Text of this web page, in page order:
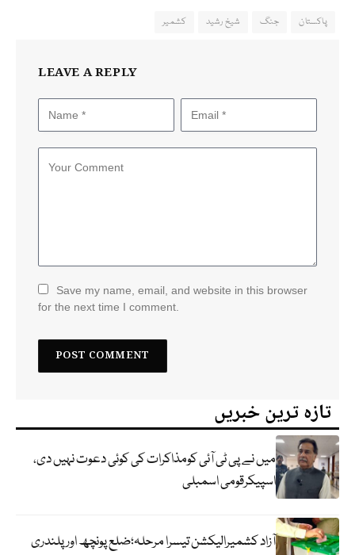
پاکستان جنگ شیخ رشید کشمیر
LEAVE A REPLY
Save my name, email, and website in this browser
for the next time I comment.
تازہ ترین خبریں
میں نے پی ٹی آئی کومذاکرات کی کوئی دعوت نہیں دی،
اسپیکرقومی اسمبلی
آزاد کشمیرالیکشن تیسرا مرحلہ؛ضلع پونچھ اور پلندری